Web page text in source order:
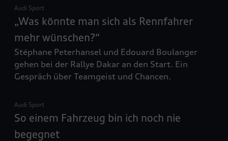
Audi Sport
„Was könnte man sich als Rennfahrer
mehr wünschen?“
Stéphane Peterhansel und Edouard Boulanger
gehen bei der Rallye Dakar an den Start. Ein
Gespräch über Teamgeist und Chancen.
Audi Sport
So einem Fahrzeug bin ich noch nie
begegnet